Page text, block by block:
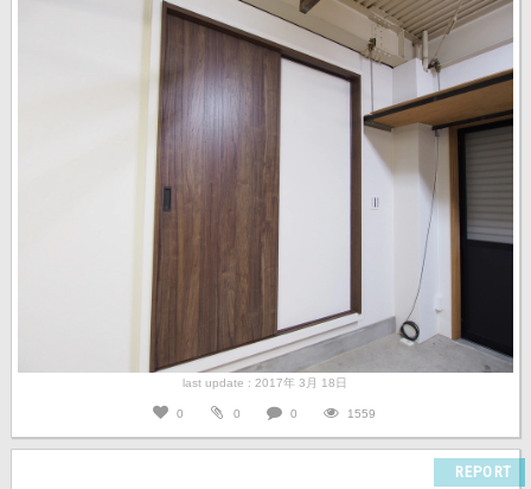
last update : 2017年 3月 18日
0 0 0 1559
REPORT